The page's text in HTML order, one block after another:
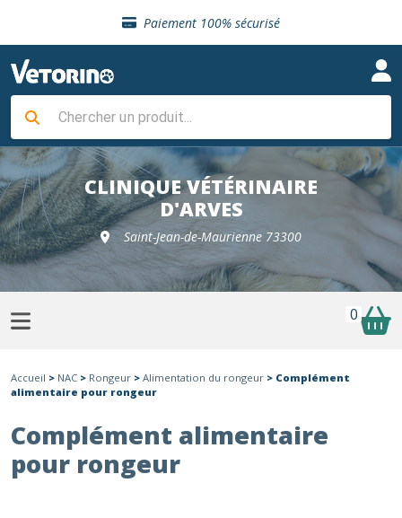
Paiement 100% sécurisé
Livraison gratuite en clinique vétérinaire
Sélection de croquettes vétérinaire
Livraison gratuite en clinique vétérinaire
Retour gratuit en clinique
Sélection de croquettes vétérinaire
CLINIQUE VÉTÉRINAIRE
D'ARVES
Saint-Jean-de-Maurienne 73300
0
Accueil > NAC > Rongeur > Alimentation du rongeur > Complément
alimentaire pour rongeur
Complément alimentaire
pour rongeur